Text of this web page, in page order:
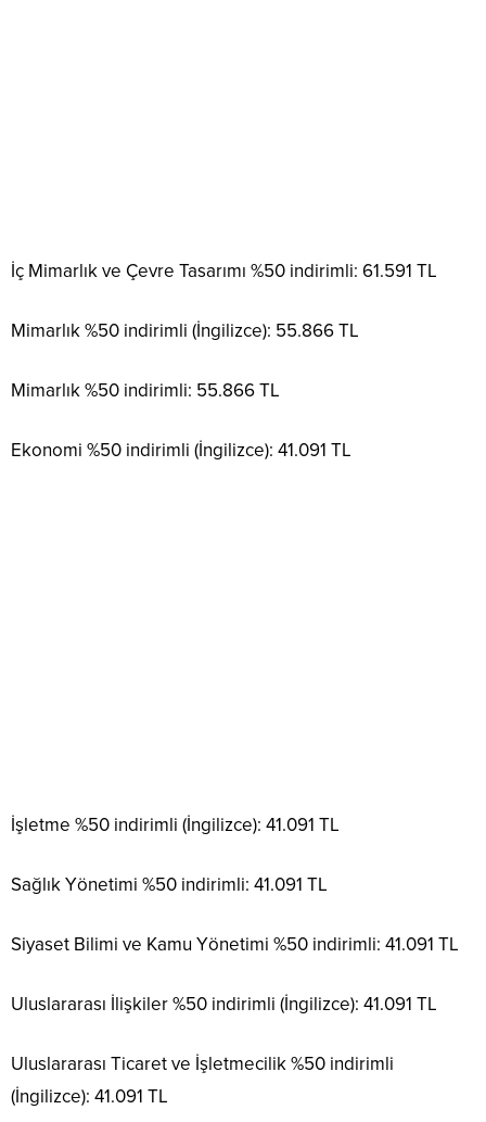
İç Mimarlık ve Çevre Tasarımı %50 indirimli: 61.591 TL
Mimarlık %50 indirimli (İngilizce): 55.866 TL
Mimarlık %50 indirimli: 55.866 TL
Ekonomi %50 indirimli (İngilizce): 41.091 TL
İşletme %50 indirimli (İngilizce): 41.091 TL
Sağlık Yönetimi %50 indirimli: 41.091 TL
Siyaset Bilimi ve Kamu Yönetimi %50 indirimli: 41.091 TL
Uluslararası İlişkiler %50 indirimli (İngilizce): 41.091 TL
Uluslararası Ticaret ve İşletmecilik %50 indirimli
(İngilizce): 41.091 TL